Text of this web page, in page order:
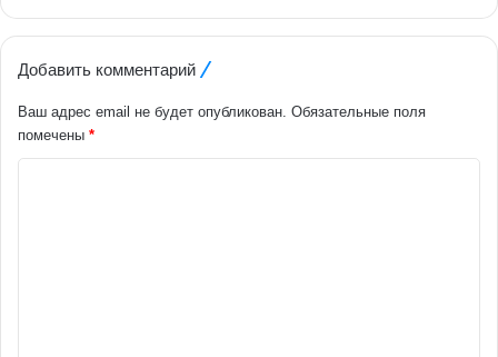
Добавить комментарий
Ваш адрес email не будет опубликован. Обязательные поля
помечены *